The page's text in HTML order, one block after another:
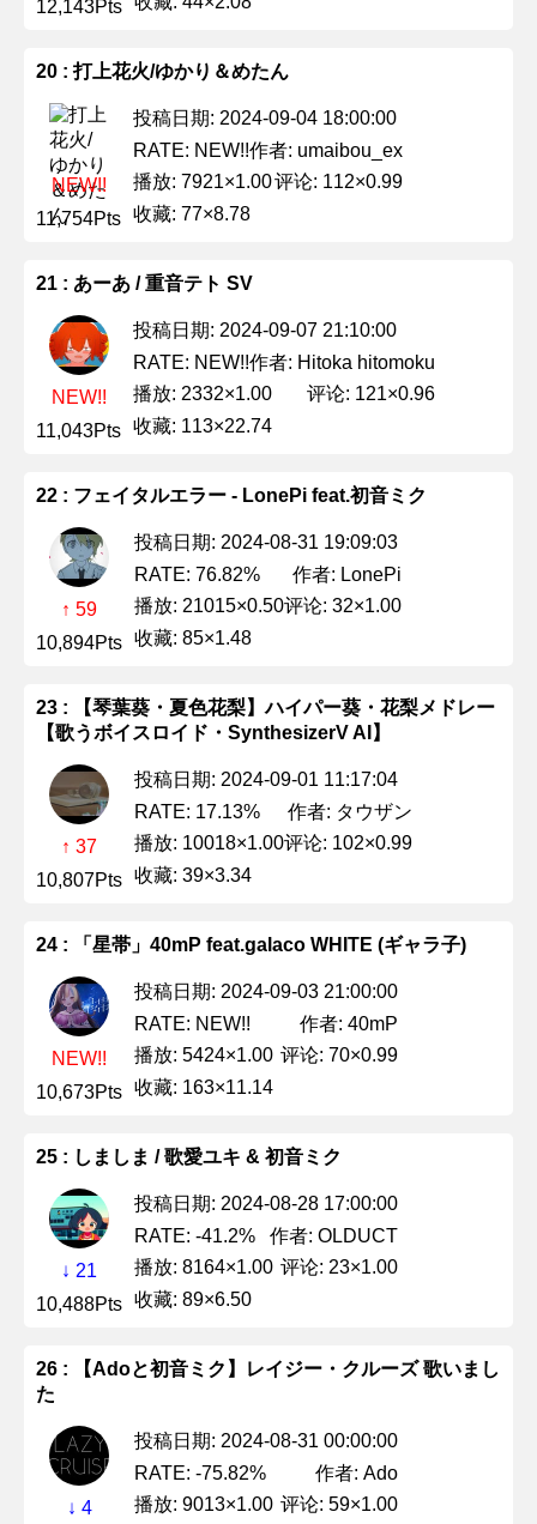
12,143Pts
20 : 打上花火/ゆかり＆めたん
NEW!!
11,754Pts
投稿日期: 2024-09-04 18:00:00
RATE: NEW!!作者: umaibou_ex
播放: 7921×1.00评论: 112×0.99
收藏: 77×8.78
21 : あーあ / 重音テト SV
NEW!!
11,043Pts
投稿日期: 2024-09-07 21:10:00
RATE: NEW!!作者: Hitoka hitomoku
播放: 2332×1.00
评论: 121×0.96
收藏: 113×22.74
22 : フェイタルエラー - LonePi feat.初音ミク
↑ 59
10,894Pts
投稿日期: 2024-08-31 19:09:03
RATE: 76.82%
作者: LonePi
播放: 21015×0.50评论: 32×1.00
收藏: 85×1.48
23 : 【琴葉葵・夏色花梨】ハイパー葵・花梨メドレー
【歌うボイスロイド・SynthesizerV AI】
↑ 37
10,807Pts
投稿日期: 2024-09-01 11:17:04
RATE: 17.13%
作者: タウザン
播放: 10018×1.00评论: 102×0.99
收藏: 39×3.34
24 : 「星帯」40mP feat.galaco WHITE (ギャラ子)
NEW!!
10,673Pts
投稿日期: 2024-09-03 21:00:00
RATE: NEW!!
作者: 40mP
播放: 5424×1.00 评论: 70×0.99
收藏: 163×11.14
25 : しましま / 歌愛ユキ & 初音ミク
↓ 21
10,488Pts
投稿日期: 2024-08-28 17:00:00
RATE: -41.2%
作者: OLDUCT
播放: 8164×1.00 评论: 23×1.00
收藏: 89×6.50
26 : 【Adoと初音ミク】レイジー・クルーズ 歌いまし
た
↓ 4
投稿日期: 2024-08-31 00:00:00
RATE: -75.82%
作者: Ado
播放: 9013×1.00 评论: 59×1.00